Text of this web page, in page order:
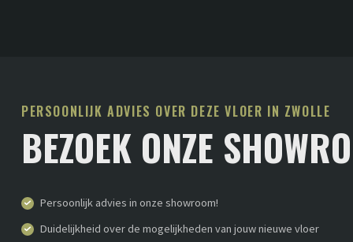
PERSOONLIJK ADVIES OVER DEZE VLOER IN ZWOLLE
BEZOEK ONZE
Persoonlijk advies in onze showroom!
Duidelijkheid over de mogelijkheden van jouw nieuwe vloer